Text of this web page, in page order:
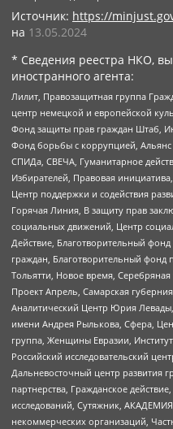
Источник: https://
на 13.05.2024
* Сведения реестра НКО,
иностранного агента:
Лилит, Правозащитная группа
центр немецкой и европейской
Фонд защиты прав граждан Штаб,
Фонд борьбы с коррупцией,
СПИДа, СВЕЧА, Гуманитарное
Избирателей, Правовая
Центр поддержки и содействия
Горячая Линия, В защиту прав
социальных движений, Центр
Действие, Благотворительный
граждан, Благотворительный
Тольятти, Новое время, Серебряная
Проект Апрель, Самарская
Аналитический Центр Юрия
имени Андрея Рылькова, Сфера,
группа, Женщины Евразии,
Российский исследовательский
Дальневосточный центр развития
партнерства, Гражданское
исследований, Сутяжник,
некоммерческих организаций,